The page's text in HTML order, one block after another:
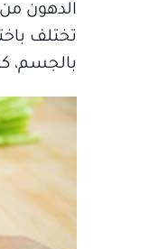
الدهون
تختلف
بالجسم،